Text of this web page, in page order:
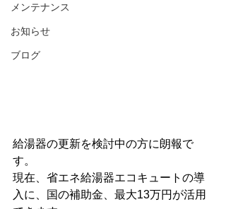
メンテナンス
お知らせ
ブログ
給湯器の更新を検討中の方に朗報で
す。
現在、省エネ給湯器エコキュートの導
入に、国の補助金、最大13万円が活用